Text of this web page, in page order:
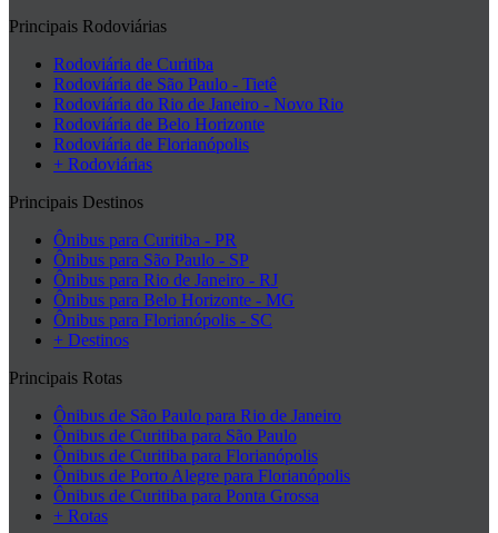
Principais Rodoviárias
Rodoviária de Curitiba
Rodoviária de São Paulo - Tietê
Rodoviária do Rio de Janeiro - Novo Rio
Rodoviária de Belo Horizonte
Rodoviária de Florianópolis
+ Rodoviárias
Principais Destinos
Ônibus para Curitiba - PR
Ônibus para São Paulo - SP
Ônibus para Rio de Janeiro - RJ
Ônibus para Belo Horizonte - MG
Ônibus para Florianópolis - SC
+ Destinos
Principais Rotas
Ônibus de São Paulo para Rio de Janeiro
Ônibus de Curitiba para São Paulo
Ônibus de Curitiba para Florianópolis
Ônibus de Porto Alegre para Florianópolis
Ônibus de Curitiba para Ponta Grossa
+ Rotas